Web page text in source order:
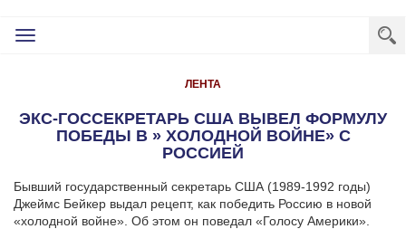
Toggle
ЛЕНТА
ЭКС-ГОССЕКРЕТАРЬ США ВЫВЕЛ ФОРМУЛУ
ПОБЕДЫ В » ХОЛОДНОЙ ВОЙНЕ» С
РОССИЕЙ
Бывший государственный секретарь США (1989-1992 годы)
Джеймс Бейкер выдал рецепт, как победить Россию в новой
«холодной войне». Об этом он поведал «Голосу Америки».